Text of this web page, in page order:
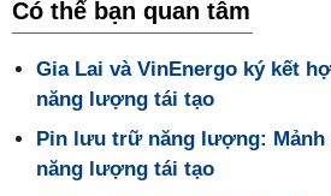
Có thể bạn quan tâm
Gia Lai và VinEnergo ký kết
năng lượng tái tạo
Pin lưu trữ năng lượng: Mảnh
năng lượng tái tạo